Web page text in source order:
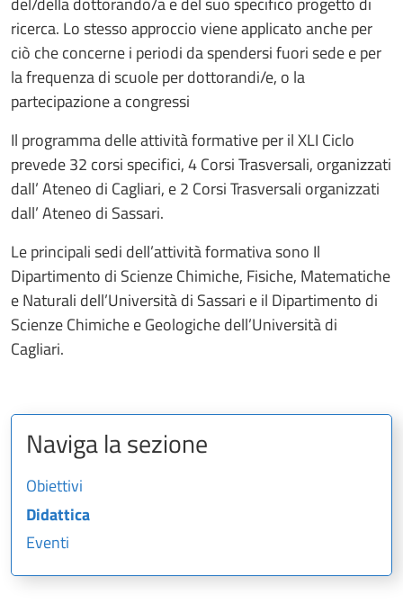
ricerca. Lo stesso approccio viene applicato anche per
ciò che concerne i periodi da spendersi fuori sede e per
la frequenza di scuole per dottorandi/e, o la
partecipazione a congressi
Il programma delle attività formative per il XLI Ciclo
prevede 32 corsi specifici, 4 Corsi Trasversali, organizzati
dall’ Ateneo di Cagliari, e 2 Corsi Trasversali organizzati
dall’ Ateneo di Sassari.
Le principali sedi dell’attività formativa sono Il
Dipartimento di Scienze Chimiche, Fisiche, Matematiche
e Naturali dell’Università di Sassari e il Dipartimento di
Scienze Chimiche e Geologiche dell’Università di
Cagliari.
Naviga la sezione
Obiettivi
Didattica
Eventi